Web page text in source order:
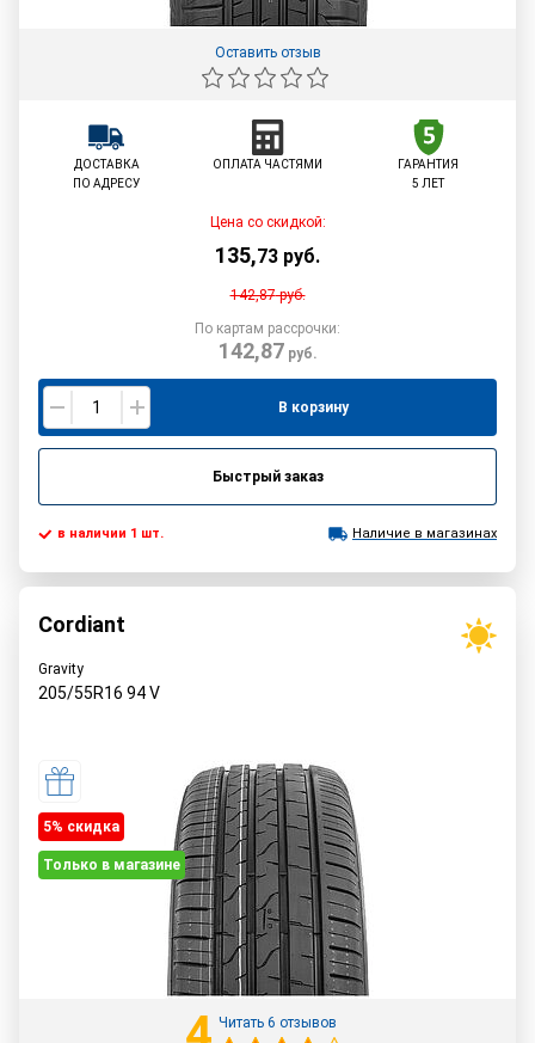
Оставить отзыв
ДОСТАВКА
ПО АДРЕСУ
ОПЛАТА ЧАСТЯМИ
ГАРАНТИЯ
5 ЛЕТ
Цена со скидкой:
135,73 руб.
142,87руб.
По картам рассрочки:
142,87 руб.
В корзину
Быстрый заказ
в наличии 1 шт. Наличие в магазинах
Cordiant
Gravity
205/55R16 94V
5% cкидка
Только в магазине
Читать 6 отзывов